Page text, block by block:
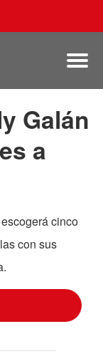
Galán
a
cinco
con sus